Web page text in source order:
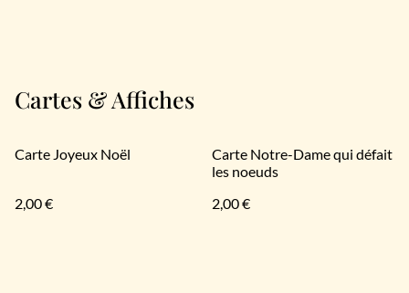
Cartes & Affiches
Carte Joyeux Noël
2,00 €
Carte Notre-Dame qui défait
les noeuds
2,00 €